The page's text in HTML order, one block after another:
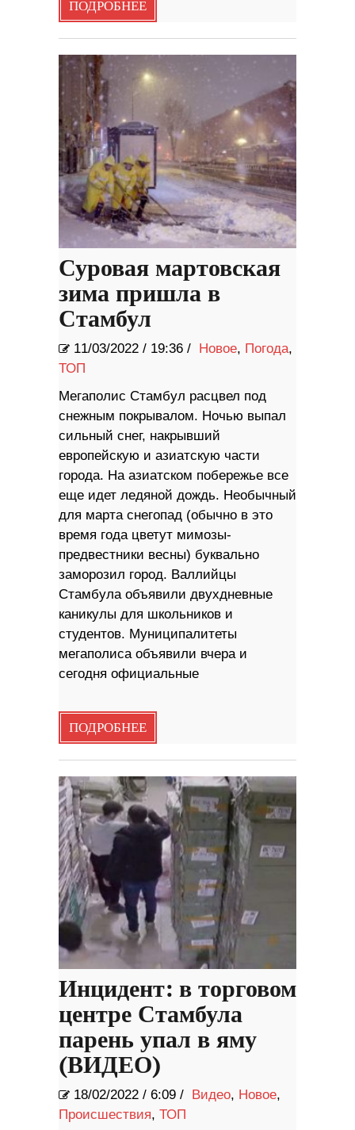
ПОДРОБНЕЕ
Суровая мартовская
зима пришла в
Стамбул
11/03/2022 / 19:36 / Новое, Погода,
ТОП
Мегаполис Стамбул расцвел под
снежным покрывалом. Ночью выпал
сильный снег, накрывший
европейскую и азиатскую части
города. На азиатском побережье все
еще идет ледяной дождь. Необычный
для марта снегопад (обычно в это
время года цветут мимозы-
предвестники весны) буквально
заморозил город. Валлийцы
Стамбула объявили двухдневные
каникулы для школьников и
студентов. Муниципалитеты
мегаполиса объявили вчера и
сегодня официальные
ПОДРОБНЕЕ
Инцидент: в торговом
центре Стамбула
парень упал в яму
(ВИДЕО)
18/02/2022 / 6:09 / Видео, Новое,
Происшествия, ТОП